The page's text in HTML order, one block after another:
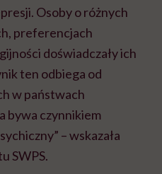
Osoby o różnych
preferencjach
doświadczały ich
ten odbiega od
w państwach
bywa czynnikiem
– wskazała
SWPS.